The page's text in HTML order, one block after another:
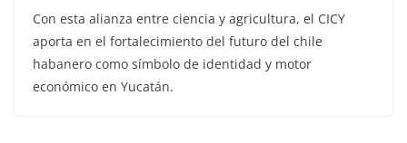
Con esta alianza entre ciencia y agricultura, el CICY
aporta en el fortalecimiento del futuro del chile
habanero como símbolo de identidad y motor
económico en Yucatán.